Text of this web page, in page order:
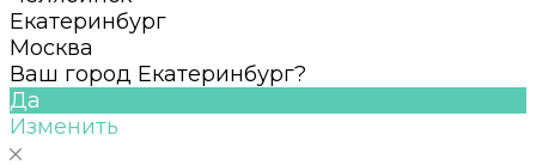
Екатеринбург
Москва
Ваш город Екатеринбург?
Да
Изменить